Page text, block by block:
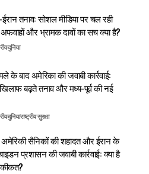
तनाव: सोशल मीडिया पर चल रही
अफवाहों और भ्रामक दावों का सच क्या है?
दुनिया
के बाद अमेरिका की जवाबी कार्रवाई:
बढ़ते तनाव और मध्य-पूर्व की नई
दुनियाराष्ट्रीय सुरक्षा
अमेरिकी सैनिकों की शहादत और ईरान के
प्रशासन की जवाबी कार्रवाई: क्या है